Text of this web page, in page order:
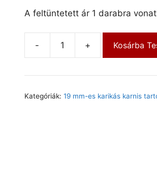
A feltüntetett ár 1 darabra
- + Kosárba
Kategóriák: 19 mm-es karikás karnis